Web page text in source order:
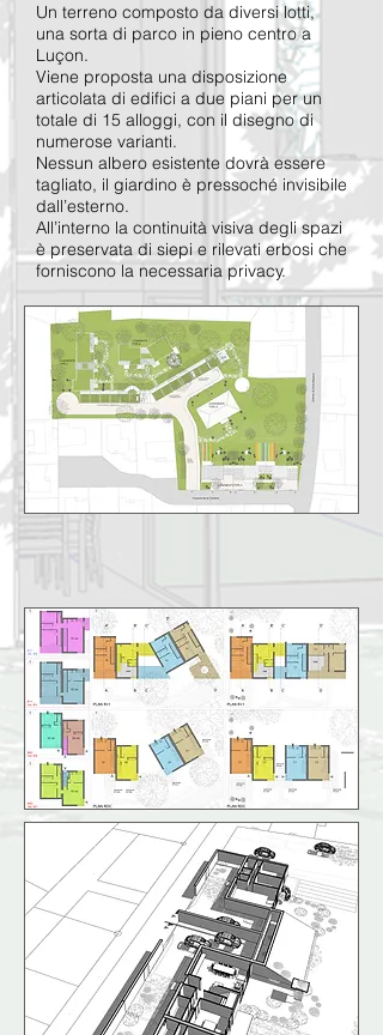
Un terreno composto da diversi lotti,
una sorta di parco in pieno centro a
Luçon.
Viene proposta una disposizione
articolata di edifici a due piani per un
totale di 15 alloggi, con il disegno di
numerose varianti.
Nessun albero esistente dovrà essere
tagliato, il giardino è pressoché invisibile
dall’esterno.
All’interno la continuità visiva degli spazi
è preservata di siepi e rilevati erbosi che
forniscono la necessaria privacy.